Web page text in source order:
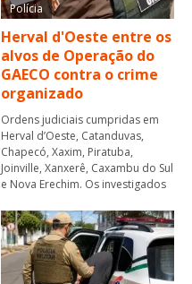
Polícia
Herval d'Oeste entre os
alvos de Operação do
GAECO contra o crime
organizado
Ordens judiciais cumpridas em
Herval d’Oeste, Catanduvas,
Chapecó, Xaxim, Piratuba,
Joinville, Xanxerê, Caxambu do Sul
e Nova Erechim. Os investigados